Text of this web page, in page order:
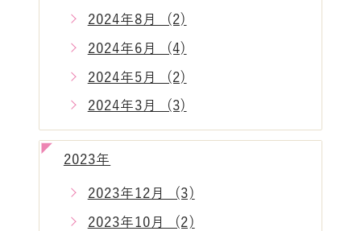
2024年8月 (2)
2024年6月 (4)
2024年5月 (2)
2024年3月 (3)
2023年
2023年12月 (3)
2023年10月 (2)